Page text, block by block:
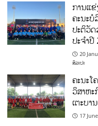
ການແຂ່
ຄະນະ
ປະຕິວັ
ປະຈຳປີ
20
ສິລະປະ
ຄະນະ
ວິສາຫ
ເຕະບ
17